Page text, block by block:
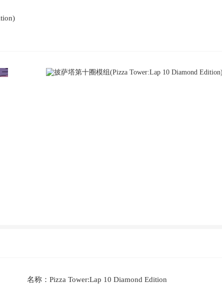
名称： Pizza Tower:Lap 10 Diamond Edition